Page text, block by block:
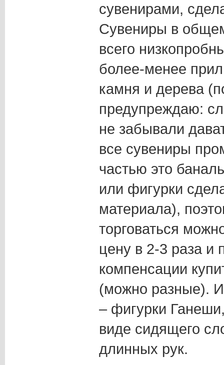
сувенирами,
Сувениры в
всего
более-менее
камня и дерева
предупреждаю:
не забывали
все сувениры
частью это
или фигурки
материала),
торговаться
цену в 2-3 раза и
компенсации
(можно разные).
– фигурки
виде сидящего
длинных рук.